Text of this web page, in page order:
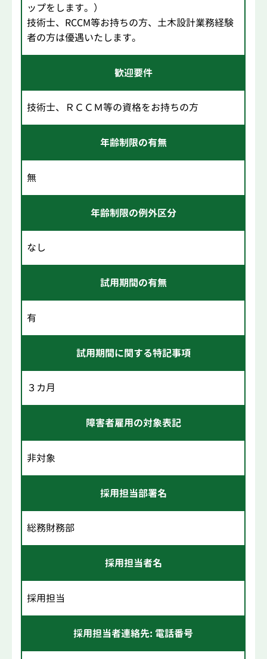
ップをします。）
技術士、RCCM等お持ちの方、土木設計業務経験
者の方は優遇いたします。
歓迎要件
技術士、ＲＣＣＭ等の資格をお持ちの方
年齢制限の有無
無
年齢制限の例外区分
なし
試用期間の有無
有
試用期間に関する特記事項
３カ月
障害者雇用の対象表記
非対象
採用担当部署名
総務財務部
採用担当者名
採用担当
採用担当者連絡先: 電話番号